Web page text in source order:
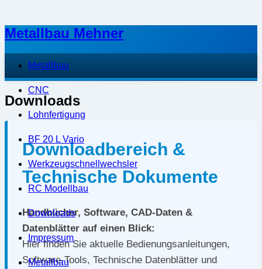
Metallbau Mehner
Metallbau
CNC
Lohnfertigung
BF 20 L Vario
Werkzeugschnellwechsler
RC Modellbau
Downloads
Impressum
Metallbau
Downloads
Downloadbereich &
Technische Dokumente
Handbücher, Software, CAD-Daten &
Datenblätter auf einen Blick:
Hier finden Sie aktuelle Bedienungsanleitungen,
Software-Tools, Technische Datenblätter und